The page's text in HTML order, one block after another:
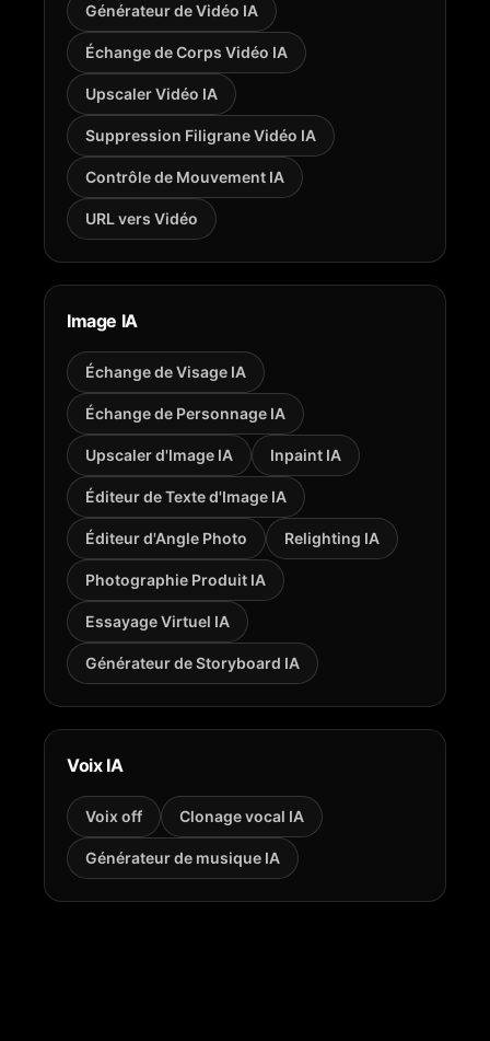
Générateur de Vidéo IA
Échange de Corps Vidéo IA
Upscaler Vidéo IA
Suppression Filigrane Vidéo IA
Contrôle de Mouvement IA
URL vers Vidéo
Image IA
Échange de Visage IA
Échange de Personnage IA
Upscaler d'Image IA Inpaint IA
Éditeur de Texte d'Image IA
Éditeur d'Angle Photo Relighting IA
Photographie Produit IA
Essayage Virtuel IA
Générateur de Storyboard IA
Voix IA
Voix off Clonage vocal IA
Générateur de musique IA